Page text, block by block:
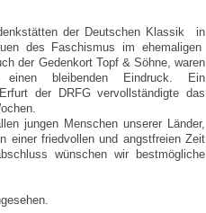
der Deutschen Klassik in
des Faschismus im ehemaligen
der Gedenkort Topf & Söhne, waren
bleibenden Eindruck. Ein
der DRFG vervollständigte das
jungen Menschen unserer Länder,
einer friedvollen und angstfreien Zeit
wünschen wir bestmögliche